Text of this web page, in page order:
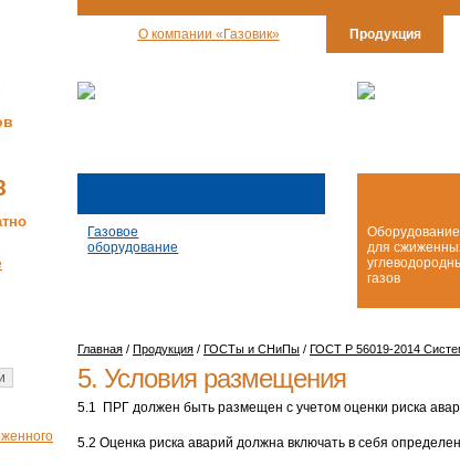
О компании «Газовик» Продукция
Газовое
оборудование
Оборудование
для
газов
Главная / Продукция / ГОСТы и СНиПы / ГОСТ Р 56019-2014
5. Условия размещения
5.1 ПРГ должен быть размещен с учетом оценки риска
5.2 Оценка риска аварий должна включать в себя